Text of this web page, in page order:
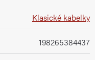
Klasické kabelky
198265384437